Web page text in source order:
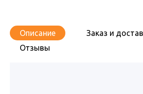
Описание
Заказ и
Отзывы